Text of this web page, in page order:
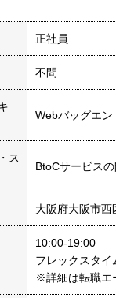
正社員
不問
Webバッグエ
ス
BtoCサービス
大阪府大阪市西
10:00-19:00
フレックスタイ
※詳細は転職エ